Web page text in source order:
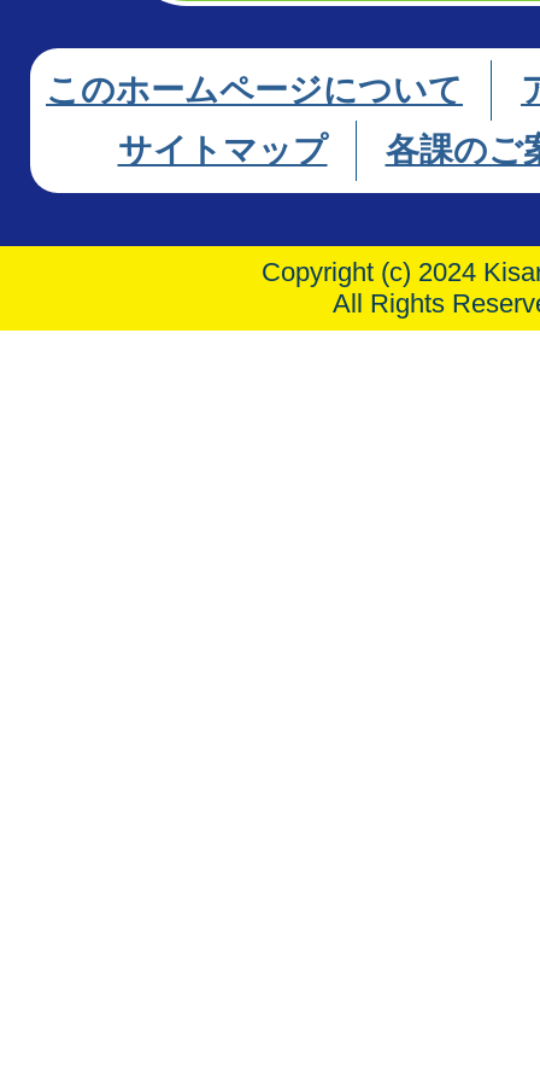
このホームページについて
サイトマップ
各課のご
Copyright (c) 2024
All Rights